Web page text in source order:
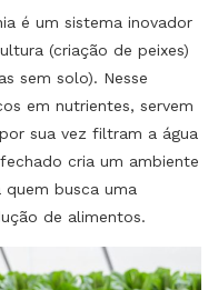
é um sistema inovador
(criação de peixes)
sem solo). Nesse
em nutrientes, servem
sua vez filtram a água
cria um ambiente
busca uma
de alimentos.